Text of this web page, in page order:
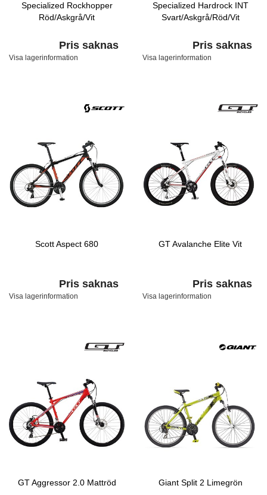
Specialized Rockhopper
Röd/Askgrå/Vit
Pris saknas
Visa lagerinformation
Specialized Hardrock INT
Svart/Askgrå/Röd/Vit
Pris saknas
Visa lagerinformation
Scott Aspect 680
Pris saknas
Visa lagerinformation
GT Avalanche Elite Vit
Pris saknas
Visa lagerinformation
GT Aggressor 2.0 Mattröd Giant Split 2 Limegrön